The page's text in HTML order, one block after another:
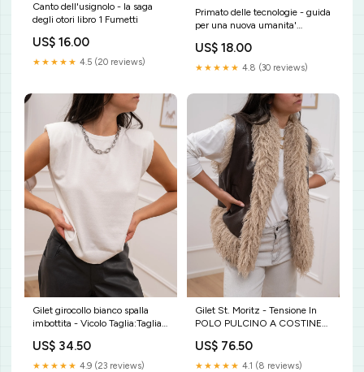
Canto dell'usignolo - la saga
degli otori libro 1 Fumetti
US$ 16.00
★★★★★ 4.5 (20 reviews)
Primato delle tecnologie - guida
per una nuova umanita'
US$ 18.00
★★★★★ 4.8 (30 reviews)
Gilet girocollo bianco spalla
imbottita - Vicolo Taglia:Taglia
US$ 34.50
★★★★★ 4.9 (23 reviews)
Gilet St. Moritz - Tensione In
POLO PULCINO A COSTINE
US$ 76.50
★★★★★ 4.1 (8 reviews)